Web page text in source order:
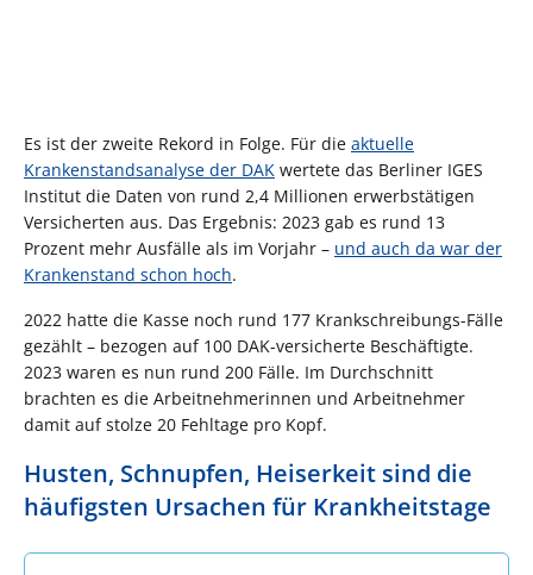
Es ist der zweite Rekord in Folge. Für die aktuelle
Krankenstandsanalyse der DAK wertete das Berliner IGES
Institut die Daten von rund 2,4 Millionen erwerbstätigen
Versicherten aus. Das Ergebnis: 2023 gab es rund 13
Prozent mehr Ausfälle als im Vorjahr – und auch da war der
Krankenstand schon hoch.
2022 hatte die Kasse noch rund 177 Krankschreibungs-Fälle
gezählt – bezogen auf 100 DAK-versicherte Beschäftigte.
2023 waren es nun rund 200 Fälle. Im Durchschnitt
brachten es die Arbeitnehmerinnen und Arbeitnehmer
damit auf stolze 20 Fehltage pro Kopf.
Husten, Schnupfen, Heiserkeit sind die
häufigsten Ursachen für Krankheitstage